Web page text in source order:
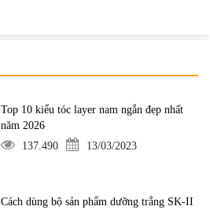
Top 10 kiểu tóc layer nam ngắn đẹp nhất
năm 2026
137.490
13/03/2023
Cách dùng bộ sản phẩm dưỡng trắng SK-II